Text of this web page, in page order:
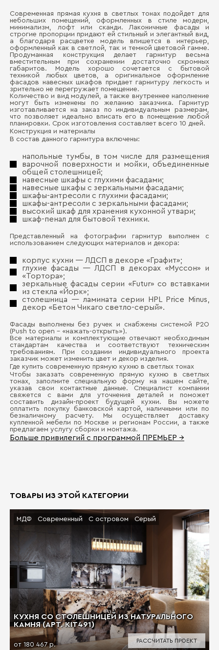
Современная прямая кухня в светлых тонах подойдет для
небольших помещений, оформленных в стиле модерн,
минимализм, лофт или сканди. Лаконичные фасады и
строгие пропорции придают ей стильный и элегантный вид,
а благодаря расцветке модель впишется в интерьер,
оформленный как в светлой, так и темной цветовой гамме.
Продуманная конструкция делает гарнитур весьма
вместительным при сохранении достаточно скромных
габаритов. Модель хорошо сочетается с бытовой
техникой любых цветов, а оригинальное оформление
фасадов навесных шкафов придает гарнитуру легкость и
зрительно не перегружает помещение.
Количество и вид модулей, а также внутреннее наполнение
могут быть изменены по желанию заказчика. Гарнитур
изготавливается на заказ по индивидуальным размерам,
что позволяет идеально вписать его в помещение любой
планировки. Срок изготовления составляет всего 10 дней.
Конструкция и материалы
В состав данного гарнитура включены:
напольные тумбы, в том числе для размещения
варочной поверхности и мойки, объединенные
общей столешницей;
навесные шкафы с глухими фасадами;
навесные шкафы с зеркальными фасадами;
шкафы-антресоли с глухими фасадами;
шкафы-антресоли с зеркальными фасадами;
высокий шкаф для хранения кухонной утвари;
шкаф-пенал для бытовой техники.
Представленный на фотографии гарнитур выполнен с
использованием следующих материалов и декора:
корпус кухни ― ЛДСП в декоре «Графит»;
глухие фасады ― ЛДСП в декорах «Муссон» и
«Тортора»;
зеркальные фасады серии «Futur» со вставками
из стекла «Йорк»;
столешница ― ламината серии HPL Price Minus,
декор «Бетон Чикаго светло-серый».
Фасады выполнены без ручек и снабжены системой P2O
(Push to open – «нажать-открыть»).
Все материалы и комплектующие отвечают необходимым
стандартам качества и соответствуют техническим
требованиям. При создании индивидуального проекта
заказчик может изменить цвет и декор изделия.
Где купить современную прямую кухню в светлых тонах
Чтобы заказать современную прямую кухню в светлых
тонах, заполните специальную форму на нашем сайте,
указав свои контактные данные. Специалист компании
свяжется с вами для уточнения деталей и поможет
составить дизайн-проект будущей кухни. Вы можете
оплатить покупку банковской картой, наличными или по
безналичному расчету. Мы осуществляет доставку
купленной мебели по Москве и регионам России, а также
предлагаем услугу сборки и монтажа.
Больше привилегий с программой ПРЕМЬЕР →
ТОВАРЫ ИЗ ЭТОЙ КАТЕГОРИИ
КУХНЯ СО СТОЛЕШНИЦЕЙ ИЗ НАТУРАЛЬНОГО
КАМНЯ (АРТ. KIT491)
от 180 467 р.
МДФ Современный С островом Серый
РАССЧИТАТЬ ПРОЕКТ